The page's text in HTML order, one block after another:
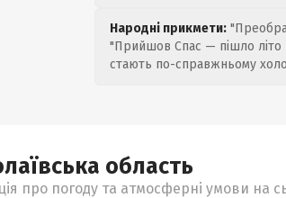
Народні прикмети:
"Прийшов Спас — пішло літо
стають по-справжньому
область
про погоду та атмосферні умови на